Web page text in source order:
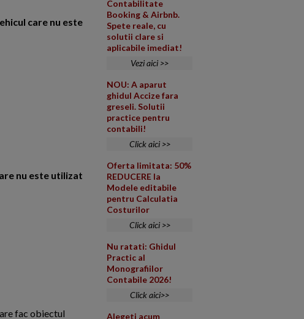
care nu este
nu este utilizat
fac obiectul
Contabilitate
Booking & Airbnb.
Spete reale, cu
solutii clare si
aplicabile imediat!
Vezi aici >>
NOU: A aparut
ghidul Accize fara
greseli. Solutii
practice pentru
contabili!
Click aici >>
Oferta limitata: 50%
REDUCERE la
Modele editabile
pentru Calculatia
Costurilor
Click aici >>
Nu ratati: Ghidul
Practic al
Monografiilor
Contabile 2026!
Click aici>>
Alegeti acum